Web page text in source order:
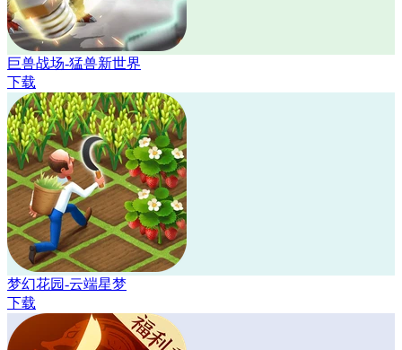
巨兽战场-猛兽新世界
下载
梦幻花园-云端星梦
下载